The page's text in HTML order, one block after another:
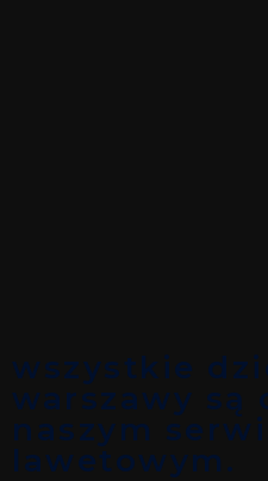
wszystkie
warszawy są
naszym
lawetowym.